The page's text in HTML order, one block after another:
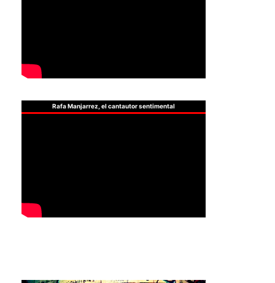
Rafa Manjarrez, el cantautor sentimental